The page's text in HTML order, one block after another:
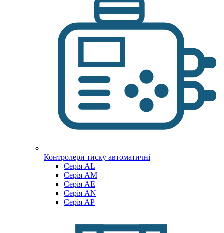
Контролери тиску автоматичні
Cерія AL
Cерія AM
Серія AE
Серія AN
Серія AP